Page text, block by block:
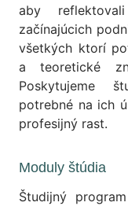
aby
začínajúcich
všetkých ktorí
a teoretické
Poskytujeme
potrebné na ich
profesijný rast.
Moduly štúdia
Študijný